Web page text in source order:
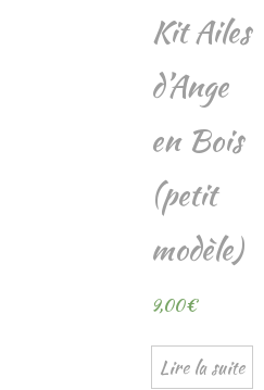
Kit Ailes
d’Ange
en Bois
(petit
modèle)
9,00€
Lire la suite